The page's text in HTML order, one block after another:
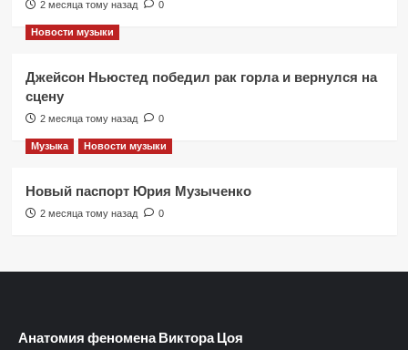
2 месяца тому назад 0
Новости музыки
Джейсон Ньюстед победил рак горла и вернулся на
сцену
2 месяца тому назад 0
Музыка Новости музыки
Новый паспорт Юрия Музыченко
2 месяца тому назад 0
Анатомия феномена Виктора Цоя